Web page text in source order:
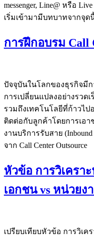
messenger, Line@ หรือ
เริ่มเข้ามามีบทบาทจากจุด
การฝึกอบรม Call
ปัจจุบันในโลกของธุรกิจมี
การเปลี่ยนแปลงอย่างรว
รวมถึงเทคโนโลยีที่ก้าวไป
ติดต่อกับลูกค้าโดยการเอ
งานบริการรับสาย
จาก Call Center Outsource
หัวข้อ การวิเครา
เอกชน vs หน่วยง
เปรียบเทียบหัวข้อ การวิเ